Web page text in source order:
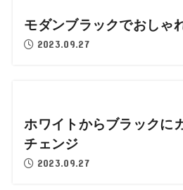
モダンブラックでおしゃ
2023.09.27
ホワイトからブラックに
チェンジ
2023.09.27